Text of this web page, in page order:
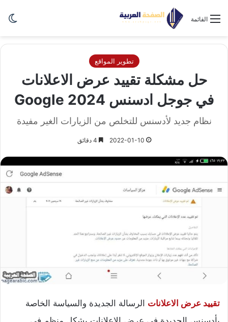
القائمة
تطوير المواقع
حل مشكلة تقييد عرض الاعلانات
في جوجل ادسنس Google 2024
نظام جديد لأدسنس للتخلص من الزيارات الغير مفيدة
2022-01-10
تقييد عرض الاعلانات الرسالة الجديدة والسياسة الخاصة